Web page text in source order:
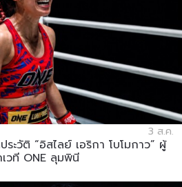
3 ส.ค.
ะวัติ “อิสไลย์ เอริกา โบโมกาว” ผู้
วที ONE ลุมพินี